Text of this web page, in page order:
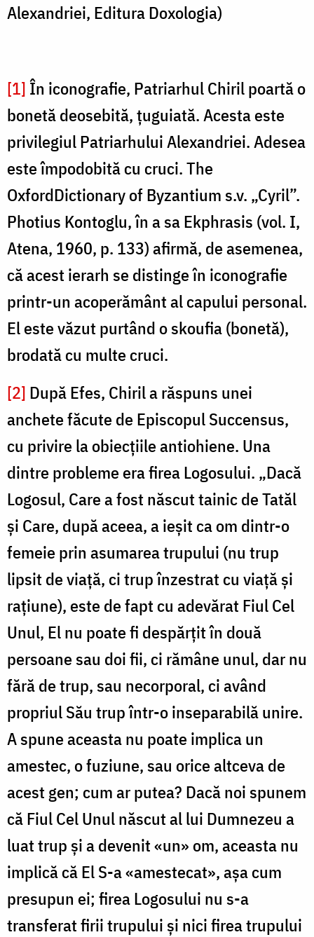
Alexandriei, Editura Doxologia)
[1]În iconografie, Patriarhul Chiril poartă o
bonetă deosebită, ţuguiată. Acesta este
privilegiul Patriarhului Alexandriei. Adesea
este împodobită cu cruci. The
OxfordDictionary of Byzantium s.v. „Cyril”.
Photius Kontoglu, în a sa Ekphrasis (vol. I,
Atena, 1960, p. 133) afirmă, de asemenea,
că acest ierarh se distinge în iconografie
printr-un acoperământ al capului personal.
El este văzut purtând o skoufia (bonetă),
brodată cu multe cruci.
[2] După Efes, Chiril a răspuns unei
anchete făcute de Episcopul Succensus,
cu privire la obiecţiile antiohiene. Una
dintre probleme era firea Logosului. „Dacă
Logosul, Care a fost născut tainic de Tatăl
și Care, după aceea, a ieșit ca om dintr-o
femeie prin asumarea trupului (nu trup
lipsit de viaţă, ci trup înzestrat cu viaţă și
raţiune), este de fapt cu adevărat Fiul Cel
Unul, El nu poate fi despărţit în două
persoane sau doi fii, ci rămâne unul, dar nu
fără de trup, sau necorporal, ci având
propriul Său trup într-o inseparabilă unire.
A spune aceasta nu poate implica un
amestec, o fuziune, sau orice altceva de
acest gen; cum ar putea? Dacă noi spunem
că Fiul Cel Unul născut al lui Dumnezeu a
luat trup și a devenit «un» om, aceasta nu
implică că El S-a «amestecat», așa cum
presupun ei; firea Logosului nu s-a
transferat firii trupului și nici firea trupului